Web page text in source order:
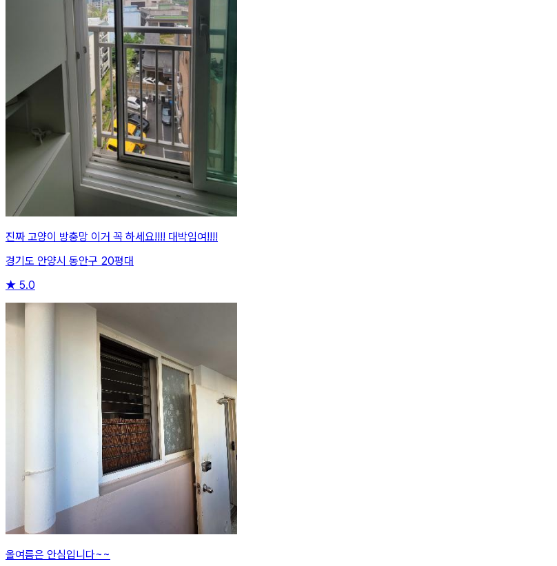
진짜 고양이 방충망 이거 꼭 하세요!!!! 대박임여!!!!
경기도 안양시 동안구 20평대
★ 5.0
올여름은 안심입니다~~